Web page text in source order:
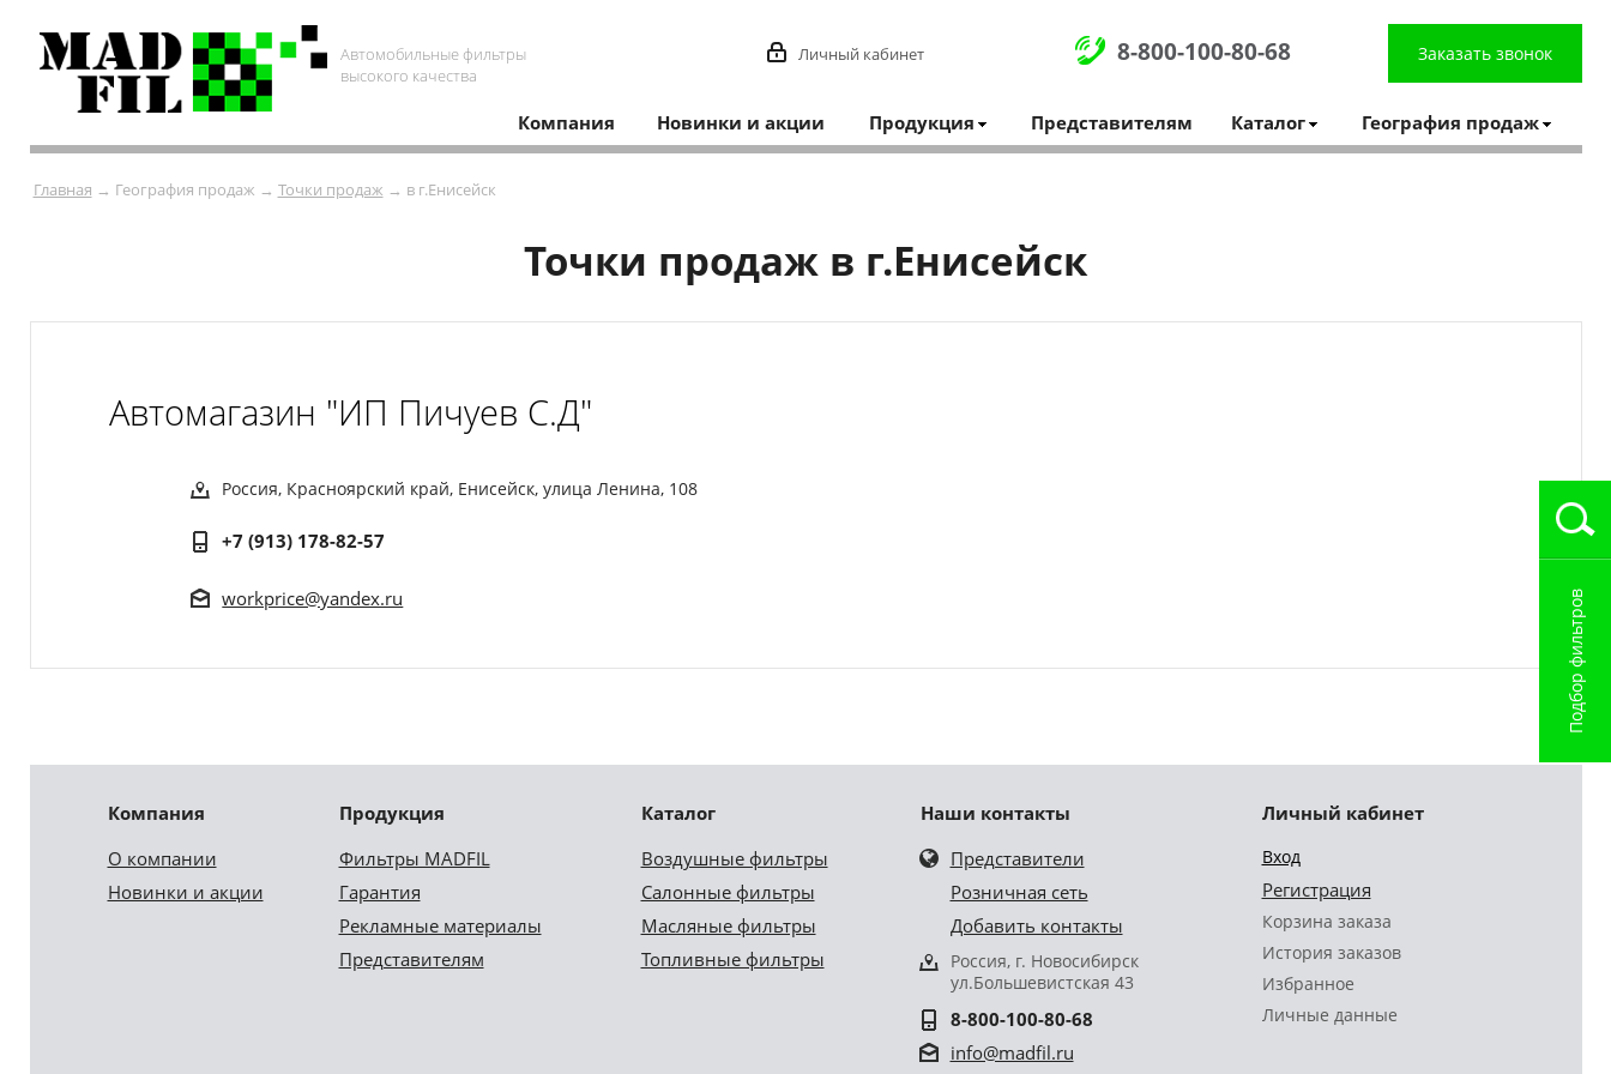
Автомобильные фильтры
высокого качества
Личный кабинет 8-800-100-80-68 Заказать звонок
Компания Новинки и акции Продукция Представителям Каталог География продаж
Главная → География продаж → Точки продаж → в г.Енисейск
Точки продаж в г.Енисейск
Автомагазин "ИП Пичуев С.Д"
Россия, Красноярский край, Енисейск, улица Ленина, 108
+7 (913) 178-82-57
workprice@yandex.ru
Компания
О компании
Новинки и акции
Продукция
Фильтры MADFIL
Гарантия
Рекламные материалы
Представителям
Каталог
Воздушные фильтры
Салонные фильтры
Масляные фильтры
Топливные фильтры
Наши контакты
Представители
Розничная сеть
Добавить контакты
Россия, г. Новосибирск
ул.Большевистская 43
8-800-100-80-68
info@madfil.ru
Личный кабинет
Вход
Регистрация
Корзина заказа
История заказов
Избранное
Личные данные
Подбор фильтров